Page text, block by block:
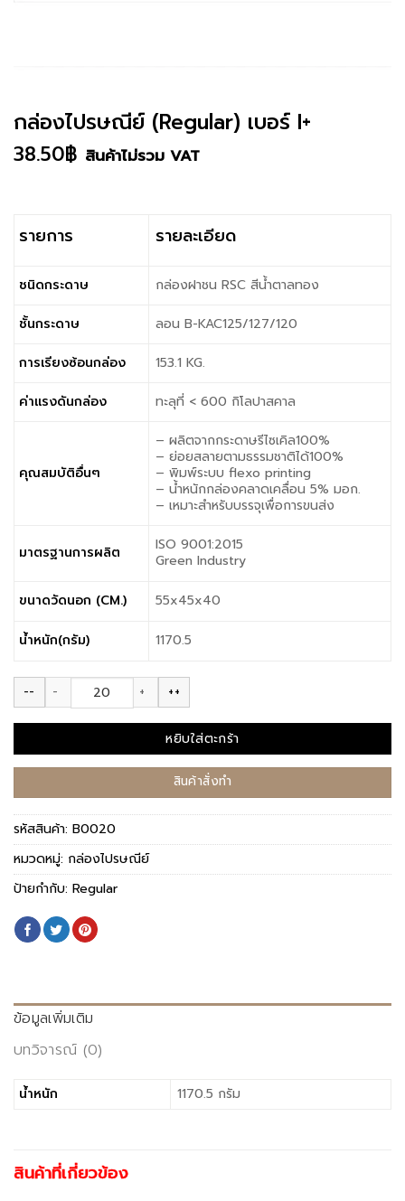
กล่องไปรษณีย์ (Regular) เบอร์ I+
38.50฿ สินค้าไม่รวม VAT
รายการ รายละเอียด
ชนิดกระดาษ กล่องฝาชน RSC สีน้ำตาลทอง
ชั้นกระดาษ ลอน B-KAC125/127/120
การเรียงซ้อนกล่อง 153.1 KG.
ค่าแรงดันกล่อง ทะลุที่ < 600 กิโลปาสคาล
คุณสมบัติอื่นๆ
– ผลิตจากกระดาษรีไซเคิล100%
– ย่อยสลายตามธรรมชาติได้100%
– พิมพ์ระบบ flexo printing
– น้ำหนักกล่องคลาดเคลื่อน 5% มอก.
– เหมาะสำหรับบรรจุเพื่อการขนส่ง
มาตรฐานการผลิต
ISO 9001:2015
Green Industry
ขนาดวัดนอก (CM.) 55x45x40
น้ำหนัก(กรัม) 1170.5
--
จำนวน กล่องไปรษณีย์ (Regular) เบอร์ I+ ชิ้น
++
หยิบใส่ตะกร้า
สินค้าสั่งทำ
รหัสสินค้า: B0020
หมวดหมู่: กล่องไปรษณีย์
ป้ายกำกับ: Regular
ข้อมูลเพิ่มเติม
บทวิจารณ์ (0)
น้ำหนัก 1170.5 กรัม
สินค้าที่เกี่ยวข้อง